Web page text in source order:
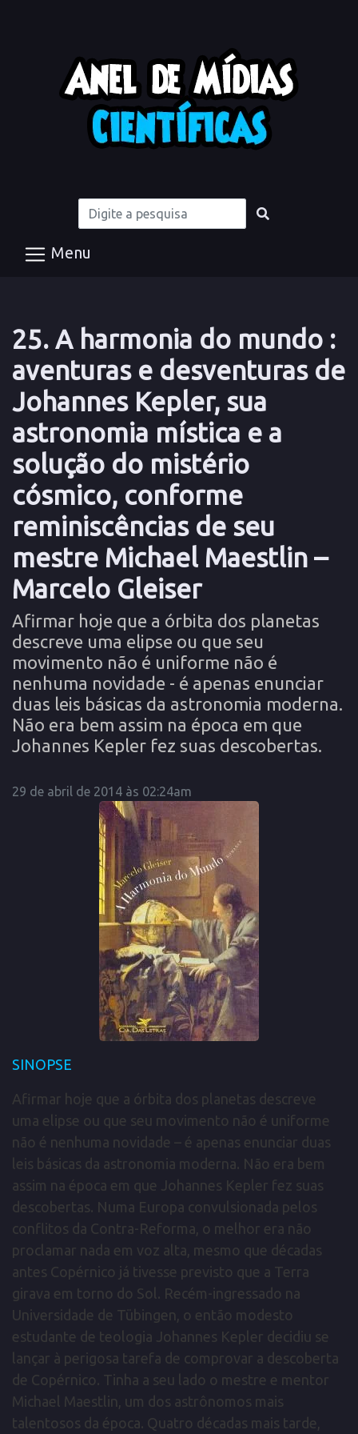
Menu
25. A harmonia do mundo :
aventuras e desventuras de
Johannes Kepler, sua
astronomia mística e a
solução do mistério
cósmico, conforme
reminiscências de seu
mestre Michael Maestlin –
Marcelo Gleiser
Afirmar hoje que a órbita dos planetas
descreve uma elipse ou que seu
movimento não é uniforme não é
nenhuma novidade - é apenas enunciar
duas leis básicas da astronomia moderna.
Não era bem assim na época em que
Johannes Kepler fez suas descobertas.
29 de abril de 2014 às 02:24am
SINOPSE
Afirmar hoje que a órbita dos planetas descreve
uma elipse ou que seu movimento não é uniforme
não é nenhuma novidade – é apenas enunciar duas
leis básicas da astronomia moderna. Não era bem
assim na época em que Johannes Kepler fez suas
descobertas. Numa Europa convulsionada pelos
conflitos da Contra-Reforma, o melhor era não
proclamar nada em voz alta, mesmo que décadas
antes Copérnico já tivesse previsto que a Terra
girava em torno do Sol. Recém-ingressado na
Universidade de Tübingen, o então modesto
estudante de teologia Johannes Kepler decidiu se
lançar à perigosa tarefa de comprovar a descoberta
de Copérnico. Tinha a seu lado o mestre e mentor
Michael Maestlin, um dos astrônomos mais
talentosos da época. Quatro décadas mais tarde,